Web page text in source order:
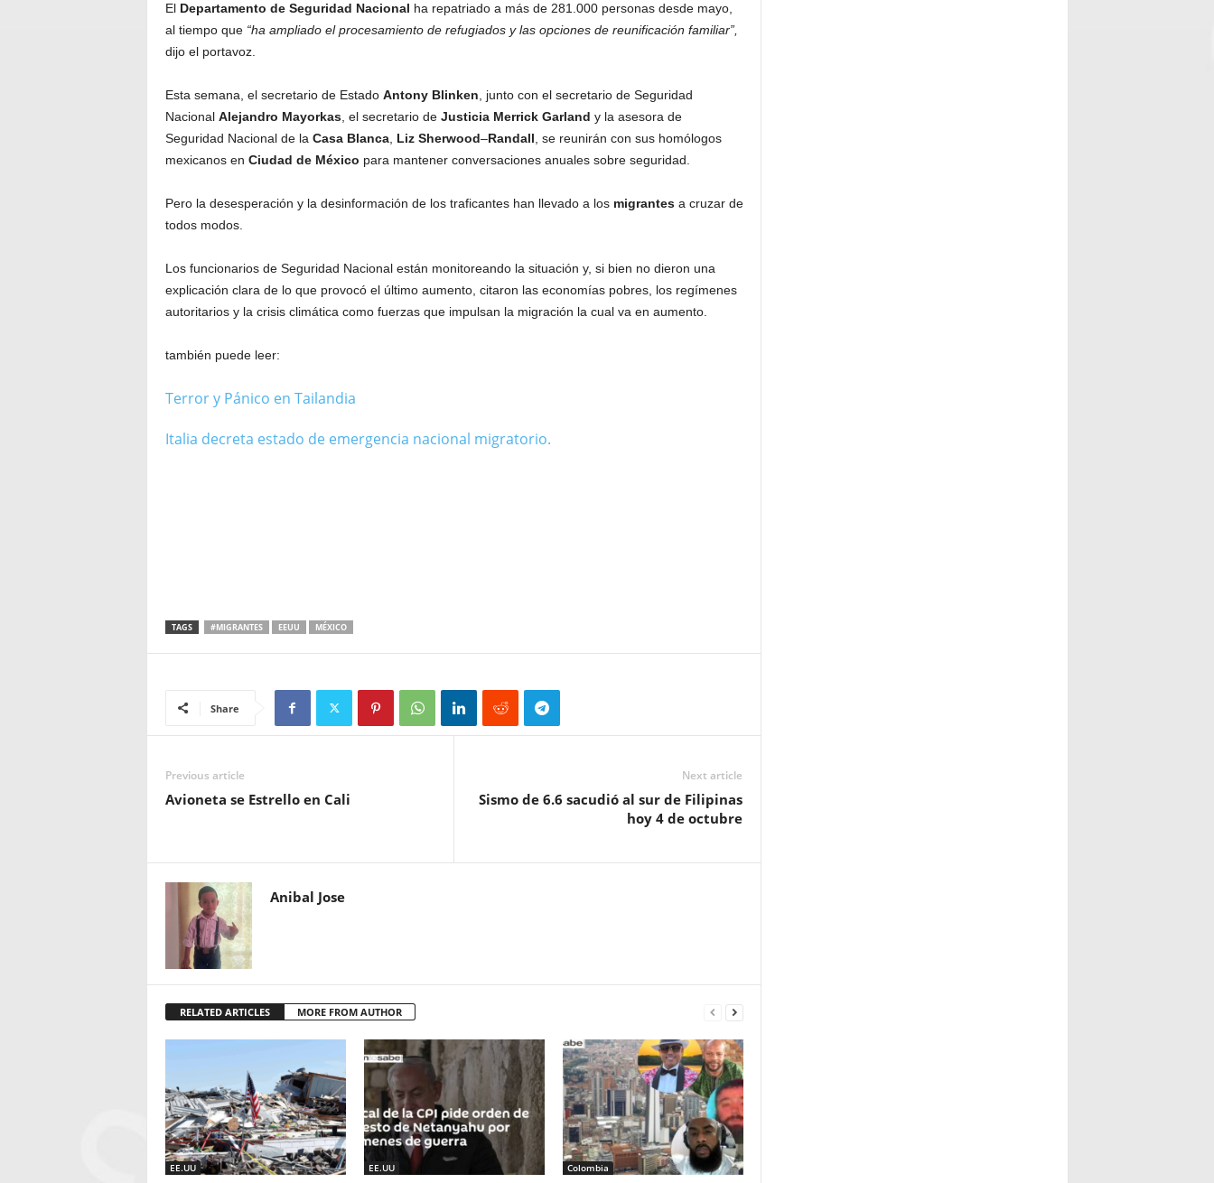
El Departamento de Seguridad Nacional ha repatriado a más de 281.000 personas desde mayo,
al tiempo que “ha ampliado el procesamiento de refugiados y las opciones de reunificación familiar”,
dijo el portavoz.
Esta semana, el secretario de Estado Antony Blinken , junto con el secretario de Seguridad
Nacional Alejandro Mayorkas, el secretario de Justicia Merrick Garland y la asesora de
Seguridad Nacional de la Casa Blanca, Liz Sherwood–Randall , se reunirán con sus homólogos
mexicanos en Ciudad de México para mantener conversaciones anuales sobre seguridad.
Pero la desesperación y la desinformación de los traficantes han llevado a los migrantesa cruzar de
todos modos.
Los funcionarios de Seguridad Nacional están monitoreando la situación y, si bien no dieron una
explicación clara de lo que provocó el último aumento, citaron las economías pobres, los regímenes
autoritarios y la crisis climática como fuerzas que impulsan la migración la cual va en aumento.
también puede leer:
Terror y Pánico en Tailandia
Italia decreta estado de emergencia nacional migratorio.
TAGS #MIGRANTES EEUU MÉXICO
Share
Previous article
Avioneta se Estrello en Cali
Next article
Sismo de 6.6 sacudió al sur de Filipinas
hoy 4 de octubre
Anibal Jose
RELATED ARTICLES MORE FROM AUTHOR
EE.UU EE.UU Colombia